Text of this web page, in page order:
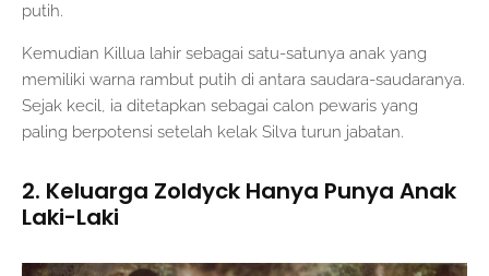
putih.
Kemudian Killua lahir sebagai satu-satunya anak yang
memiliki warna rambut putih di antara saudara-saudaranya.
Sejak kecil, ia ditetapkan sebagai calon pewaris yang
paling berpotensi setelah kelak Silva turun jabatan.
2. Keluarga Zoldyck Hanya Punya Anak
Laki-Laki